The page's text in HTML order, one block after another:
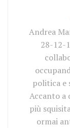
Andrea
28-12-
politica e
Accanto a
più
ormai